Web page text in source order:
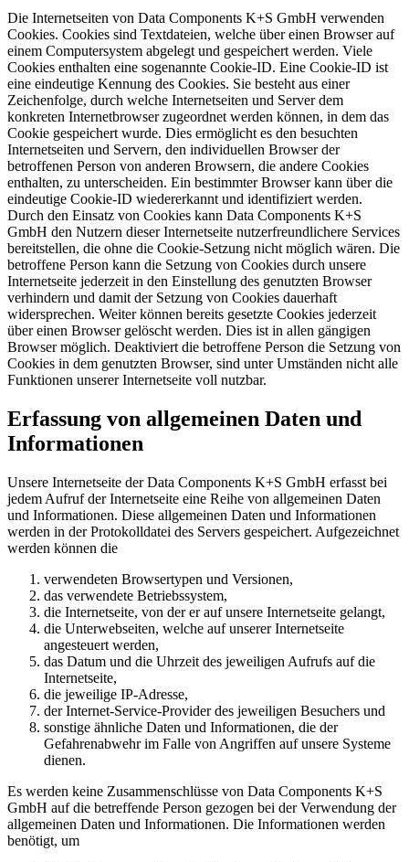
Die Internetseiten von Data Components K+S GmbH verwenden
Cookies. Cookies sind Textdateien, welche über einen Browser auf
einem Computersystem abgelegt und gespeichert werden. Viele
Cookies enthalten eine sogenannte Cookie-ID. Eine Cookie-ID ist
eine eindeutige Kennung des Cookies. Sie besteht aus einer
Zeichenfolge, durch welche Internetseiten und Server dem
konkreten Internetbrowser zugeordnet werden können, in dem das
Cookie gespeichert wurde. Dies ermöglicht es den besuchten
Internetseiten und Servern, den individuellen Browser der
betroffenen Person von anderen Browsern, die andere Cookies
enthalten, zu unterscheiden. Ein bestimmter Browser kann über die
eindeutige Cookie-ID wiedererkannt und identifiziert werden.
Durch den Einsatz von Cookies kann Data Components K+S
GmbH den Nutzern dieser Internetseite nutzerfreundlichere Services
bereitstellen, die ohne die Cookie-Setzung nicht möglich wären. Die
betroffene Person kann die Setzung von Cookies durch unsere
Internetseite jederzeit in den Einstellung des genutzten Browser
verhindern und damit der Setzung von Cookies dauerhaft
widersprechen. Weiter können bereits gesetzte Cookies jederzeit
über einen Browser gelöscht werden. Dies ist in allen gängigen
Browser möglich. Deaktiviert die betroffene Person die Setzung von
Cookies in dem genutzten Browser, sind unter Umständen nicht alle
Funktionen unserer Internetseite voll nutzbar.
Erfassung von allgemeinen Daten und
Informationen
Unsere Internetseite der Data Components K+S GmbH erfasst bei
jedem Aufruf der Internetseite eine Reihe von allgemeinen Daten
und Informationen. Diese allgemeinen Daten und Informationen
werden in der Protokolldatei des Servers gespeichert. Aufgezeichnet
werden können die
verwendeten Browsertypen und Versionen,
das verwendete Betriebssystem,
die Internetseite, von der er auf unsere Internetseite gelangt,
die Unterwebseiten, welche auf unserer Internetseite
angesteuert werden,
das Datum und die Uhrzeit des jeweiligen Aufrufs auf die
Internetseite,
die jeweilige IP-Adresse,
der Internet-Service-Provider des jeweiligen Besuchers und
sonstige ähnliche Daten und Informationen, die der
Gefahrenabwehr im Falle von Angriffen auf unsere Systeme
dienen.
Es werden keine Zusammenschlüsse von Data Components K+S
GmbH auf die betreffende Person gezogen bei der Verwendung der
allgemeinen Daten und Informationen. Die Informationen werden
benötigt, um